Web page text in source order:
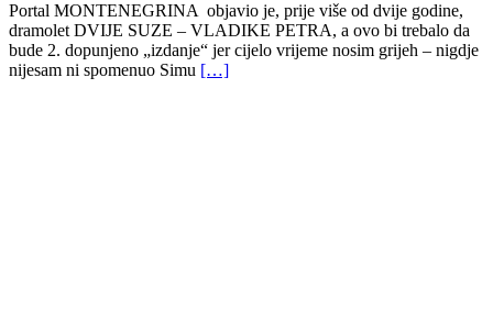
Portal MONTENEGRINA objavio je, prije više od dvije godine,
dramolet DVIJE SUZE – VLADIKE PETRA, a ovo bi trebalo da
bude 2. dopunjeno „izdanje“ jer cijelo vrijeme nosim grijeh – nigdje
nijesam ni spomenuo Simu […]